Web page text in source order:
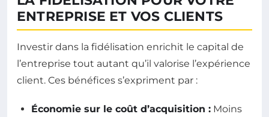
ENTREPRISE ET VOS CLIENTS
Investir dans la fidélisation enrichit le capital de
l’entreprise tout autant qu’il valorise l’expérience
client. Ces bénéfices s’expriment par :
Économie sur le coût d’acquisition : Moins